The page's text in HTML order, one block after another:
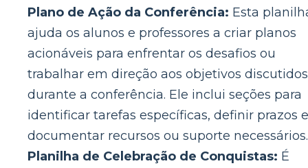
Plano de Ação da Conferência: Esta
ajuda os alunos e professores a criar planos
acionáveis ​​para enfrentar os desafios ou
trabalhar em direção aos objetivos discutidos
durante a conferência. Ele inclui seções para
identificar tarefas específicas, definir prazos e
documentar recursos ou suporte necessários.
Planilha de Celebração de Conquistas: É